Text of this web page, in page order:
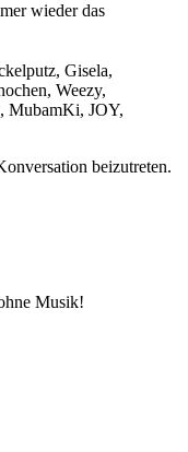
wieder das
, Gisela,
, Weezy,
, MubamKi, JOY,
beizutreten.
Musik!